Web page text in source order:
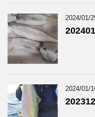
2024/01/
2024/01/